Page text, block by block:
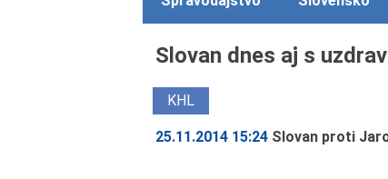
Slovan dnes aj s
KHL
25.11.2014 15:24 Slovan proti